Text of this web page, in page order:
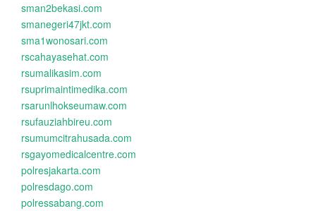
sman2bekasi.com
smanegeri47jkt.com
sma1wonosari.com
rscahayasehat.com
rsumalikasim.com
rsuprimaintimedika.com
rsarunlhokseumaw.com
rsufauziahbireu.com
rsumumcitrahusada.com
rsgayomedicalcentre.com
polresjakarta.com
polresdago.com
polressabang.com